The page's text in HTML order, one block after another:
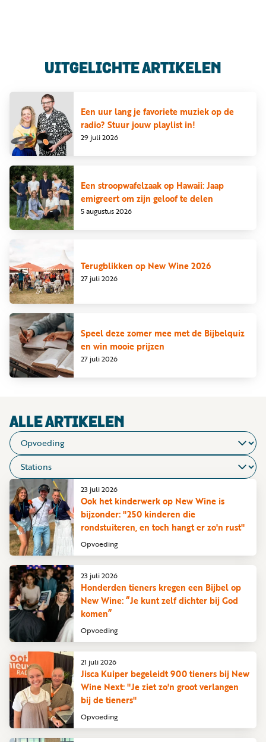
UITGELICHTE ARTIKELEN
29 juli 2026
Een uur lang je favoriete muziek op de
radio? Stuur jouw playlist in!
5 augustus 2026
Een stroopwafelzaak op Hawaii: Jaap
emigreert om zijn geloof te delen
27 juli 2026
Terugblikken op New Wine 2026
27 juli 2026
Speel deze zomer mee met de Bijbelquiz
en win mooie prijzen
ALLE ARTIKELEN
Opvoeding
Ook het kinderwerk op New Wine is
bijzonder: "250 kinderen die
rondstuiteren, en toch hangt er zo'n rust"
23 juli 2026
Opvoeding
Honderden tieners kregen een Bijbel op
New Wine: “Je kunt zelf dichter bij God
komen”
23 juli 2026
Opvoeding
Jisca Kuiper begeleidt 900 tieners bij New
Wine Next: "Je ziet zo'n groot verlangen
bij de tieners"
21 juli 2026
Podcasts
Muziek
Artikelen
Kanalen
Steun
onze
missie
Info
Word
nu
vriend
Businessclub
Adverteren
Winkel
Privacy
reglement
Algemene
voorwaarden